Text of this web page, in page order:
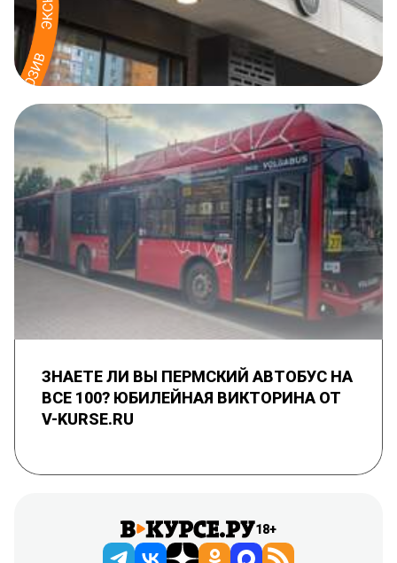
ЗНАЕТЕ ЛИ ВЫ ПЕРМСКИЙ АВТОБУС НА
ВСЕ 100? ЮБИЛЕЙНАЯ ВИКТОРИНА ОТ
V-KURSE.RU
18+